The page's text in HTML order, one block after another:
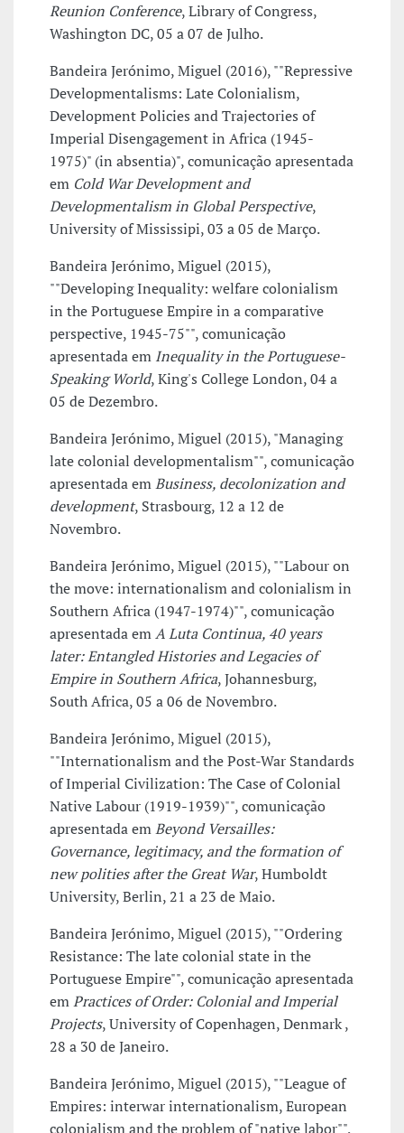
Reunion Conference, Library of Congress,
Washington DC, 05 a 07 de Julho.
Bandeira Jerónimo, Miguel (2016), ""Repressive
Developmentalisms: Late Colonialism,
Development Policies and Trajectories of
Imperial Disengagement in Africa (1945-
1975)" (in absentia)", comunicação apresentada
em Cold War Development and
Developmentalism in Global Perspective,
University of Mississipi, 03 a 05 de Março.
Bandeira Jerónimo, Miguel (2015),
""Developing Inequality: welfare colonialism
in the Portuguese Empire in a comparative
perspective, 1945-75"", comunicação
apresentada em Inequality in the Portuguese-
Speaking World, King's College London, 04 a
05 de Dezembro.
Bandeira Jerónimo, Miguel (2015), "Managing
late colonial developmentalism"", comunicação
apresentada emBusiness, decolonization and
development, Strasbourg, 12 a 12 de
Novembro.
Bandeira Jerónimo, Miguel (2015), ""Labour on
the move: internationalism and colonialism in
Southern Africa (1947-1974)"", comunicação
apresentada emA Luta Continua, 40 years
later: Entangled Histories and Legacies of
Empire in Southern Africa, Johannesburg,
South Africa, 05 a 06 de Novembro.
Bandeira Jerónimo, Miguel (2015),
""Internationalism and the Post-War Standards
of Imperial Civilization: The Case of Colonial
Native Labour (1919-1939)"", comunicação
apresentada emBeyond Versailles:
Governance, legitimacy, and the formation of
new polities after the Great War, Humboldt
University, Berlin, 21 a 23 de Maio.
Bandeira Jerónimo, Miguel (2015), ""Ordering
Resistance: The late colonial state in the
Portuguese Empire"", comunicação apresentada
emPractices of Order: Colonial and Imperial
Projects, University of Copenhagen, Denmark ,
28 a 30 de Janeiro.
Bandeira Jerónimo, Miguel (2015), ""League of
Empires: interwar internationalism, European
colonialism and the problem of "native labor"",